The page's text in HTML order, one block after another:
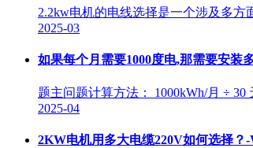
2.2kw电机的电线选择是一个涉及多
2025-03
如果每个月需要1000度电,那需要安装
题主问题计算方法： 1000kWh/月 ÷
2025-04
2KW电机用多大电缆220V如何选择？